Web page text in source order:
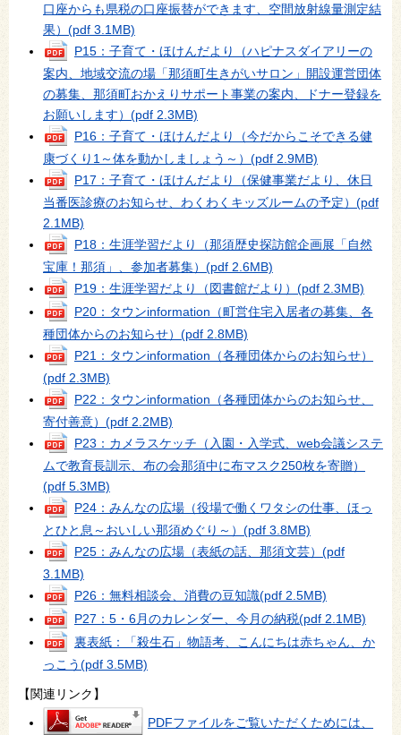
口座からも県税の口座振替ができます、空間放射線量測定結
果） (pdf 3.1MB)
P15：子育て・ほけんだより（ハピナスダイアリーの
案内、地域交流の場「那須町生きがいサロン」開設運営団体
の募集、那須町おかえりサポート事業の案内、ドナー登録を
お願いします） (pdf 2.3MB)
P16：子育て・ほけんだより（今だからこそできる健
康づくり1～体を動かしましょう～） (pdf 2.9MB)
P17：子育て・ほけんだより（保健事業だより、休日
当番医診療のお知らせ、わくわくキッズルームの予定） (pdf
2.1MB)
P18：生涯学習だより（那須歴史探訪館企画展「自然
宝庫！那須」、参加者募集） (pdf 2.6MB)
P19：生涯学習だより（図書館だより） (pdf 2.3MB)
P20：タウンinformation（町営住宅入居者の募集、各
種団体からのお知らせ） (pdf 2.8MB)
P21：タウンinformation（各種団体からのお知らせ）
(pdf 2.3MB)
P22：タウンinformation（各種団体からのお知らせ、
寄付善意） (pdf 2.2MB)
P23：カメラスケッチ（入園・入学式、web会議システ
ムで教育長訓示、布の会那須中に布マスク250枚を寄贈）
(pdf 5.3MB)
P24：みんなの広場（役場で働くワタシの仕事、ほっ
とひと息～おいしい那須めぐり～） (pdf 3.8MB)
P25：みんなの広場（表紙の話、那須文芸） (pdf
3.1MB)
P26：無料相談会、消費の豆知識(pdf 2.5MB)
P27：5・6月のカレンダー、今月の納税(pdf 2.1MB)
裏表紙：「殺生石」物語考、こんにちは赤ちゃん、か
っこう(pdf 3.5MB)
【関連リンク】
PDFファイルをご覧いただくためには、